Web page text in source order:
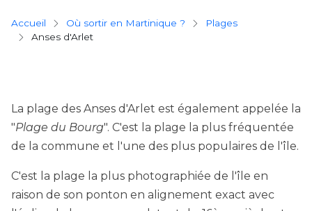
Breadcrumb
Accueil Où sortir en Martinique ?
plages
Anses d'Arlet
La plage des Anses d'Arlet est également appelée la
"Plage du Bourg". C'est la plage la plus fréquentée
de la commune et l'une des plus populaires de l'île.
C'est la plage la plus photographiée de l'île en
raison de son ponton en alignement exact avec